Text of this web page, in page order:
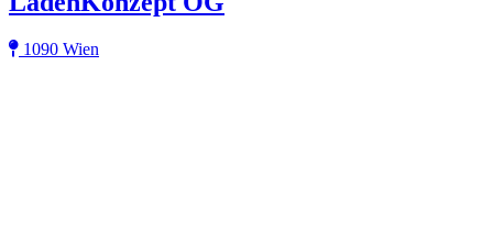
1090 Wien